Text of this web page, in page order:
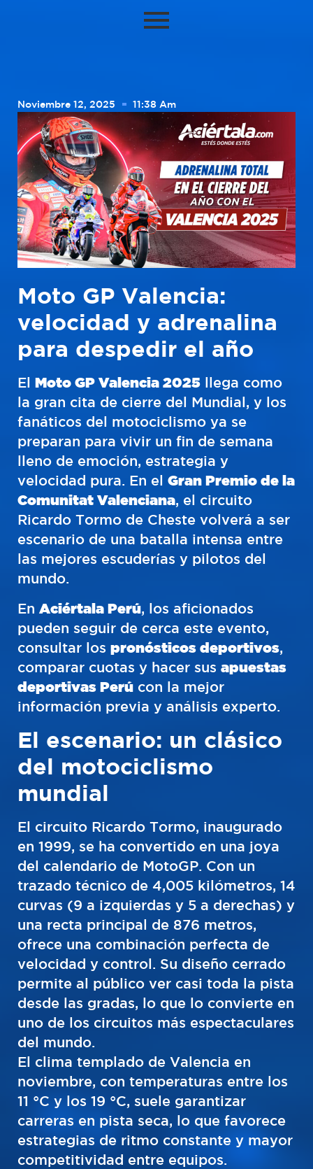
Noviembre 12, 2025 11:38 Am
Moto GP Valencia:
velocidad y adrenalina
para despedir el año
El Moto GP Valencia 2025 llega como
la gran cita de cierre del Mundial, y los
fanáticos del motociclismo ya se
preparan para vivir un fin de semana
lleno de emoción, estrategia y
velocidad pura. En el Gran Premio de la
Comunitat Valenciana, el circuito
Ricardo Tormo de Cheste volverá a ser
escenario de una batalla intensa entre
las mejores escuderías y pilotos del
mundo.
En Aciértala Perú, los aficionados
pueden seguir de cerca este evento,
consultar los pronósticos deportivos,
comparar cuotas y hacer sus apuestas
deportivas Perú con la mejor
información previa y análisis experto.
El escenario: un clásico
del motociclismo
mundial
El circuito Ricardo Tormo, inaugurado
en 1999, se ha convertido en una joya
del calendario de MotoGP. Con un
trazado técnico de 4,005 kilómetros, 14
curvas (9 a izquierdas y 5 a derechas) y
una recta principal de 876 metros,
ofrece una combinación perfecta de
velocidad y control. Su diseño cerrado
permite al público ver casi toda la pista
desde las gradas, lo que lo convierte en
uno de los circuitos más espectaculares
del mundo.
El clima templado de Valencia en
noviembre, con temperaturas entre los
11 °C y los 19 °C, suele garantizar
carreras en pista seca, lo que favorece
estrategias de ritmo constante y mayor
competitividad entre equipos.